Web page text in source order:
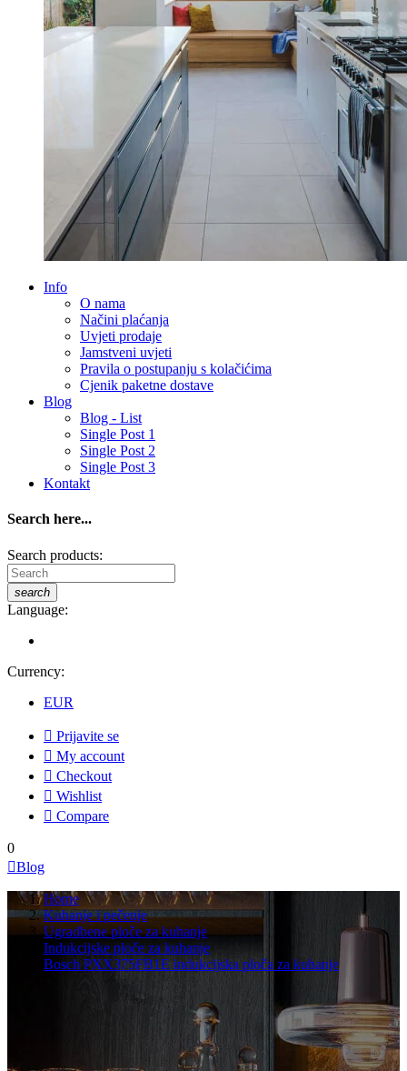
Info
O nama
Načini plaćanja
Uvjeti prodaje
Jamstveni uvjeti
Pravila o postupanju s kolačićima
Cjenik paketne dostave
Blog
Blog - List
Single Post 1
Single Post 2
Single Post 3
Kontakt
Search here...
Search products:
search
Language:
Currency:
EUR
 Prijavite se
 My account
 Checkout
 Wishlist
 Compare
0
Blog
Home
Kuhanje i pečenje
Ugradbene ploče za kuhanje
Indukcijske ploče za kuhanje
Bosch PXX375FB1E indukcijska ploča za kuhanje